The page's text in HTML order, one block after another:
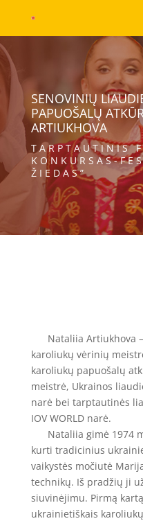
SENOVINIŲ
PAPUOŠALŲ
ARTIUKHOVA
TARPTAUTINIS
KONKURSAS-
ŽIEDAS”
Nataliia Artiukhova
karoliukų vėrinių
karoliukų papuošalų
meistrė, Ukrainos
narė bei tarptautinės
IOV WORLD narė.
Nataliia gimė 1974
kurti tradicinius
vaikystės močiutė
technikų. Iš pradžių ji
siuvinėjimu. Pirmą
ukrainietiškais